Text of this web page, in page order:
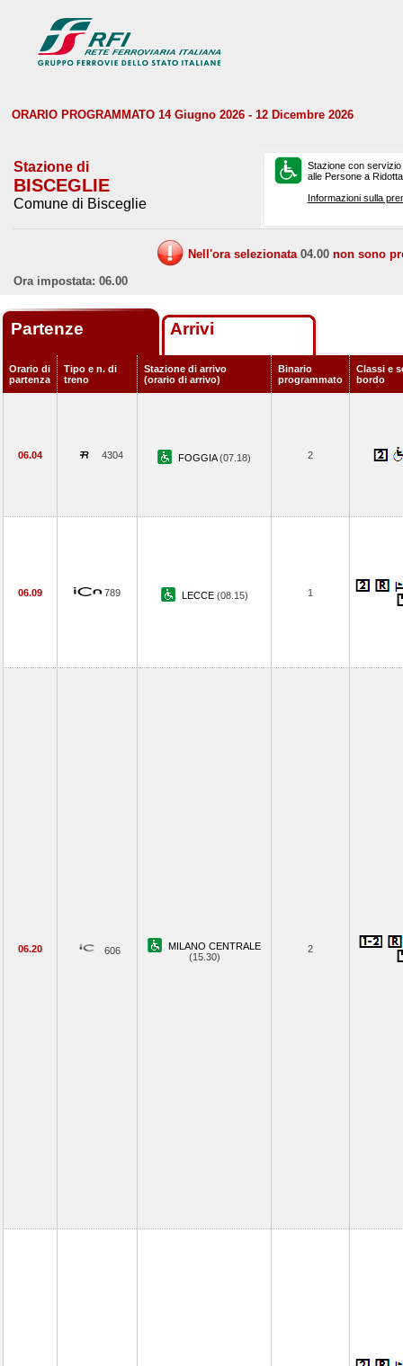
ORARIO PROGRAMMATO 14 Giugno 2026 - 12 Dicembre 2026
Stazione di
BISCEGLIE
Comune di Bisceglie
Stazione con
alle Persone a
Informazioni sulla
Nell'ora selezionata 04.00 non sono
Ora impostata: 06.00
Partenze Arrivi
Orario di
partenza
Tipo e n. di
treno
Stazione di arrivo
(orario di arrivo)
Binario
programmato
Classi e
bordo
06.04 4304 FOGGIA(07.18) 2
06.09 789 LECCE (08.15) 1
06.20 606
MILANO CENTRALE
(15.30)
2